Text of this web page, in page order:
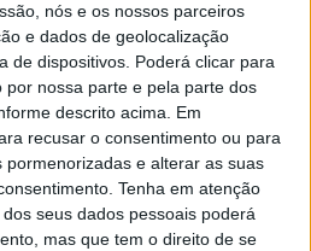
nós e os nossos parceiros
e dados de geolocalização
de dispositivos. Poderá clicar para
nossa parte e pela parte dos
descrito acima. Em
recusar o consentimento ou para
e alterar as suas
Tenha em atenção
seus dados pessoais poderá
mas que tem o direito de se
é organizada pela Junta de
apoio do Município de
com o ator e declamador Pedro
especial na
conta ainda com a
Filarmónica de Lalim.